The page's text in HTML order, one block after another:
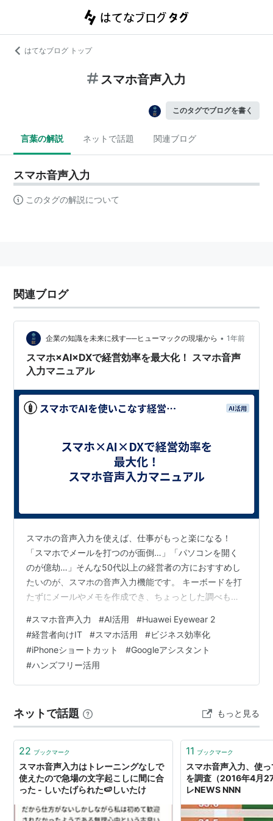
はてなブログ トップ
スマホ音声入力
このタグでブログを書く
言葉の解説 ネットで話題 関連ブログ
スマホ音声入力
このタグの解説について
関連ブログ
企業の知識を未来に残す──ヒューマックの現場から • 1年前
スマホ×AI×DXで経営効率を最大化！ スマホ音声
入力マニュアル
スマホの音声入力を使えば、仕事がもっと楽になる！
「スマホでメールを打つのが面倒…」「パソコンを開く
のが億劫…」そんな50代以上の経営者の方におすすめし
たいのが、スマホの音声入力機能です。 キーボードを打
たずにメールやメモを作成でき、ちょっとした調べもの
し、「音声入力は難しそう」と思っている方も多いは
ず。実は 正しく使えばとても簡単で、ビジネスの効率化
にも役立つ んです。 本記事では、音声入力をスムーズに
活用する方法を、経営者向けに分かりやすく解説しま
す。 1. 音声入力の基本操作 スマホの音声入力を使う方法
#スマホ音声入力 #AI活用 #Huawei Eyewear 2
#経営者向けIT #スマホ活用 #ビジネス効率化
#iPhoneショートカット #Googleアシスタント
#ハンズフリー活用
ネットで話題 もっと見る
22 ブックマーク
スマホ音声入力はトレーニングなしで
使えたので急場の文字起こしに間に合
った - しいたげられた🍉しいたけ
11 ブックマーク
スマホ音声入力、使
を調査（2016年4月
レNEWS NNN